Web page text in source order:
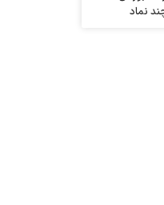
نماد